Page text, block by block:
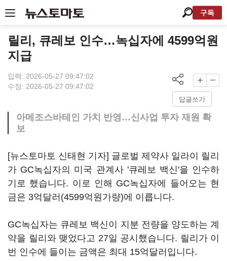
구독
릴리, 큐레보 인수…녹십자에 4599억원
지급
입력: 2026-05-27 09:47:02
수정: 2026-05-27 09:47:02
답글쓰기
아메조스바테인 가치 반영…신사업 투자 재원 확
보
[뉴스토마토 신태현 기자] 글로벌 제약사 일라이 릴리
가 GC녹십자의 미국 관계사 '큐레보 백신'을 인수하
기로 했습니다. 이로 인해 GC녹십자에 들어오는 현
금은 3억달러(4599억원가량)에 이릅니다.
GC녹십자는 큐레보 백신이 지분 전량을 양도하는 계
약을 릴리와 맺었다고 27일 공시했습니다. 릴리가 이
번 인수에 들이는 금액은 최대 15억달러입니다.